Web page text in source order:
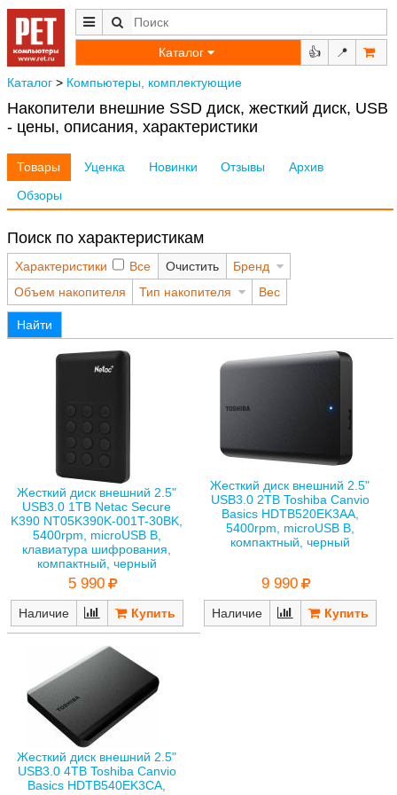
Каталог 👍 📍
Каталог > Компьютеры, комплектующие
Накопители внешние SSD диск, жесткий диск, USB
- цены, описания, характеристики
Товары Уценка Новинки Отзывы
Архив
Обзоры
Поиск по характеристикам
Характеристики Все Очистить
Бренд
Объем накопителя
Тип накопителя Вес
Найти
Жесткий диск внешний 2.5"
USB3.0 1TB Netac Secure
K390 NT05K390K-001T-30BK,
5400rpm, microUSB B,
клавиатура шифрования,
компактный, черный
5 990
Наличие
Жесткий диск внешний 2.5"
USB3.0 2TB Toshiba Canvio
Basics HDTB520EK3AA,
5400rpm, microUSB B,
компактный, черный
9 990
Наличие
Жесткий диск внешний 2.5"
USB3.0 4TB Toshiba Canvio
Basics HDTB540EK3CA,